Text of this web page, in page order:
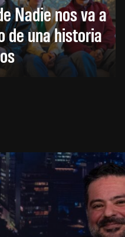
Nadie nos va a
de una historia